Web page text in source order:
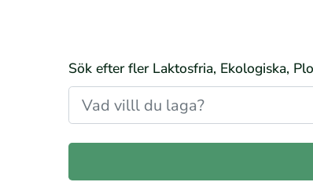
Sök efter fler Laktosfria, Ekologiska,